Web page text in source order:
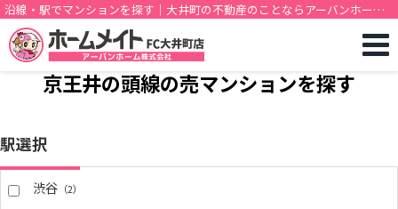
沿線・駅でマンションを探す｜大井町の不動産のことならアーバンホーム
株式会社
京王井の頭線の売マンションを探す
駅選択
渋谷 （2）